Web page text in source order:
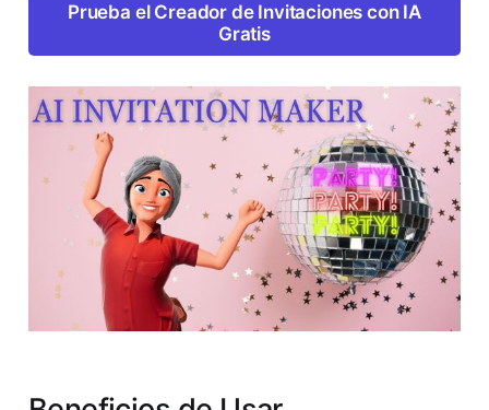
Prueba el Creador de Invitaciones con IA
Gratis